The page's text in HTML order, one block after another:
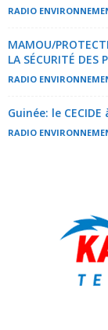
RADIO
MAMOU/
LA SÉCURITÉ DES
RADIO
Guinée: le
RADIO